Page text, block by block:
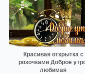
Красивая открытка с
розочками Доброе
любимая